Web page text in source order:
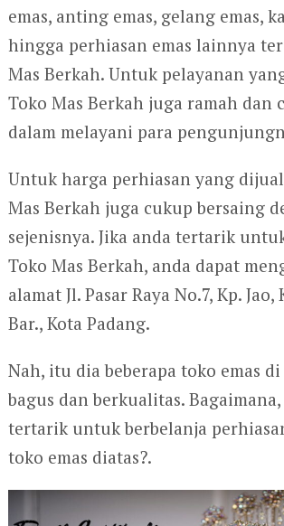
emas, anting emas, gelang emas,
hingga perhiasan emas lainnya
Mas Berkah. Untuk pelayanan
Toko Mas Berkah juga ramah dan
dalam melayani para
Untuk harga perhiasan yang
Mas Berkah juga cukup bersaing
sejenisnya. Jika anda tertarik
Toko Mas Berkah, anda dapat
alamat Jl. Pasar Raya No.7, Kp. Jao,
Bar., Kota Padang.
Nah, itu dia beberapa toko emas
bagus dan berkualitas.
tertarik untuk berbelanja
toko emas diatas?.